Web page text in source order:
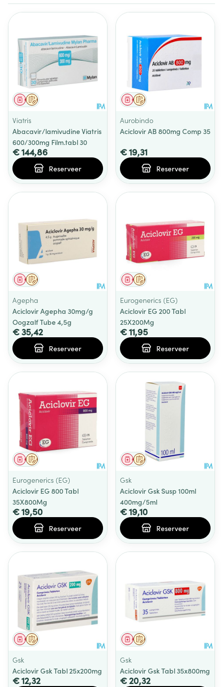
Op voorschrift
Geneesmiddel
Viatris
Abacavir/lamivudine Viatris
600/300mg Film.tabl 30
€ 144,86
Reserveer
Op voorschrift
Geneesmiddel
Aurobindo
Aciclovir AB 800mg Comp 35
€ 19,31
Reserveer
Op voorschrift
Geneesmiddel
Agepha
Aciclovir Agepha 30mg/g
Oogzalf Tube 4,5g
€ 35,42
Reserveer
Op voorschrift
Geneesmiddel
Eurogenerics (EG)
Aciclovir EG 200 Tabl
25X200Mg
€ 11,95
Reserveer
Op voorschrift
Geneesmiddel
Eurogenerics (EG)
Aciclovir EG 800 Tabl
35X800Mg
€ 19,50
Reserveer
Op voorschrift
Geneesmiddel
Gsk
Aciclovir Gsk Susp 100ml
400mg/5ml
€ 19,10
Reserveer
Op voorschrift
Geneesmiddel
Gsk
Aciclovir Gsk Tabl 25x200mg
€ 12,32
Op voorschrift
Geneesmiddel
Gsk
Aciclovir Gsk Tabl 35x800mg
€ 20,32